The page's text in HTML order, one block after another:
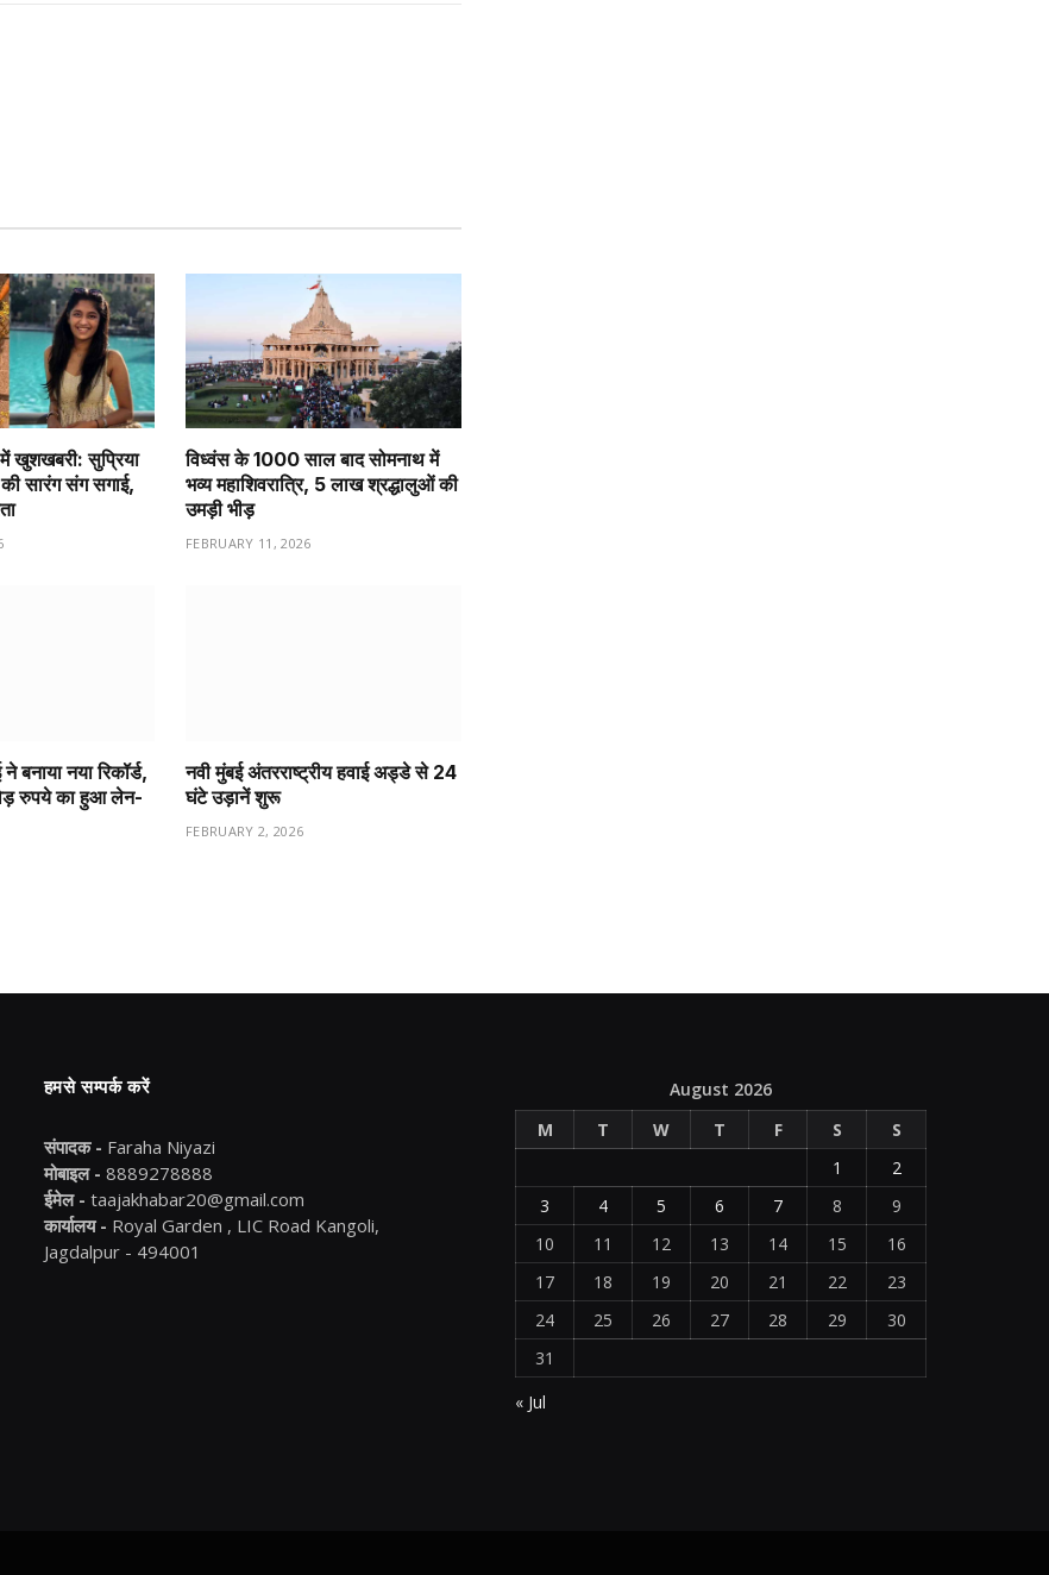
में खुशखबरी: सुप्रिया
सारंग संग सगाई,
विध्वंस के 1000 साल बाद सोमनाथ में
भव्य महाशिवरात्रि, 5 लाख श्रद्धालुओं की
उमड़ी भीड़
FEBRUARY 11, 2026
बनाया नया रिकॉर्ड,
रुपये का हुआ लेन-
नवी मुंबई अंतरराष्ट्रीय हवाई अड्डे से 24
घंटे उड़ानें शुरू
FEBRUARY 2, 2026
हमसे सम्पर्क करें
संपादक - Faraha Niyazi
मोबाइल - 8889278888
ईमेल - taajakhabar20@gmail.com
कार्यालय - Royal Garden , LIC Road Kangoli,
Jagdalpur - 494001
August 2026
M
T W T F S
S
1
2
3
4 5 6 7 8
9
10
11 12 13 14 15
16
17
18 19 20 21 22
23
24
25 26 27 28 29
30
31
« Jul